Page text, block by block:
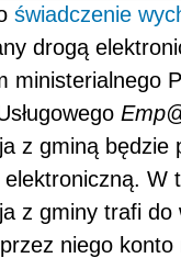
świadczenie
drogą
ministerialnego
z gminą będzie
W
z gminy trafi do
niego konto